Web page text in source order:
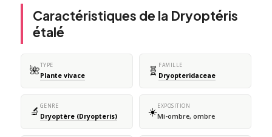
Caractéristiques de la Dryoptéris
étalé
🌺TYPE
Plante vivace 🧬 FAMILLE
Dryopteridaceae
🔬 GENRE
Dryoptère (Dryopteris) ☀️EXPOSITION
Mi-ombre, ombre